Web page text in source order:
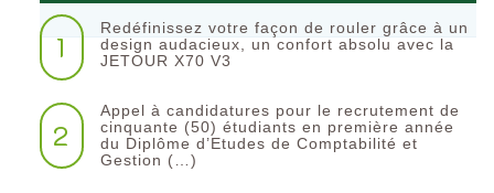
1
Redéfinissez votre façon de rouler grâce à un
design audacieux, un confort absolu avec la
JETOUR X70 V3
2
Appel à candidatures pour le recrutement de
cinquante (50) étudiants en première année
du Diplôme d’Etudes de Comptabilité et
Gestion (…)